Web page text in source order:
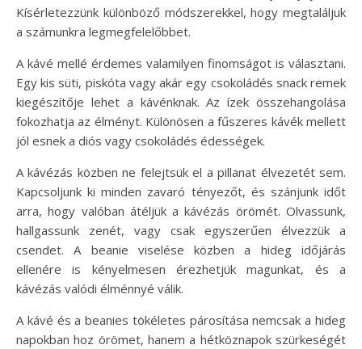
Kísérletezzünk különböző módszerekkel, hogy megtaláljuk
a számunkra legmegfelelőbbet.
A kávé mellé érdemes valamilyen finomságot is választani.
Egy kis süti, piskóta vagy akár egy csokoládés snack remek
kiegészítője lehet a kávénknak. Az ízek összehangolása
fokozhatja az élményt. Különösen a fűszeres kávék mellett
jól esnek a diós vagy csokoládés édességek.
A kávézás közben ne felejtsük el a pillanat élvezetét sem.
Kapcsoljunk ki minden zavaró tényezőt, és szánjunk időt
arra, hogy valóban átéljük a kávézás örömét. Olvassunk,
hallgassunk zenét, vagy csak egyszerűen élvezzük a
csendet. A beanie viselése közben a hideg időjárás
ellenére is kényelmesen érezhetjük magunkat, és a
kávézás valódi élménnyé válik.
A kávé és a beanies tökéletes párosítása nemcsak a hideg
napokban hoz örömet, hanem a hétköznapok szürkeségét